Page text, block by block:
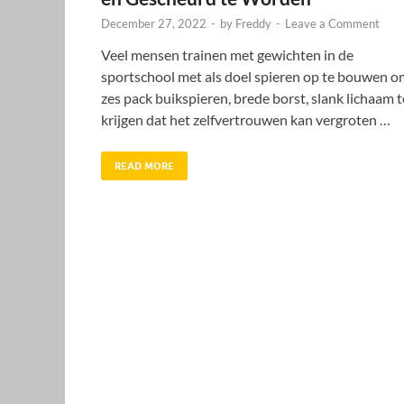
December 27, 2022 - by Freddy - Leave a Comment
Veel mensen trainen met gewichten in de
sportschool met als doel spieren op te bouwen
zes pack buikspieren, brede borst, slank lichaam
krijgen dat het zelfvertrouwen kan vergroten …
READ MORE